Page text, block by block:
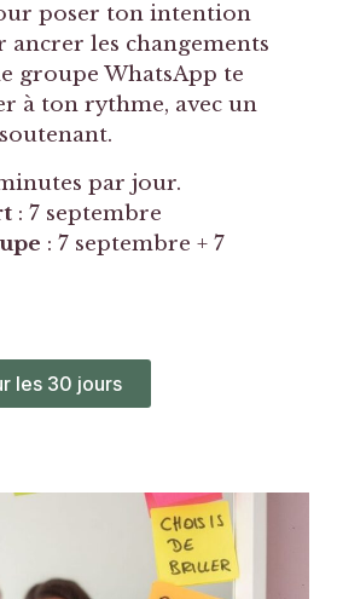
poser ton intention
ancrer les changements
groupe WhatsApp te
à ton rythme, avec un
par jour.
: 7 septembre
: 7 septembre + 7
les 30 jours